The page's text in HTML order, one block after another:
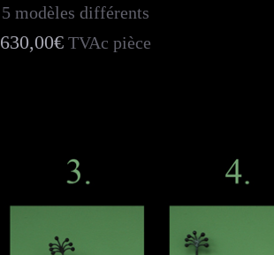
5 modèles différents
630,00€ TVAc pièce